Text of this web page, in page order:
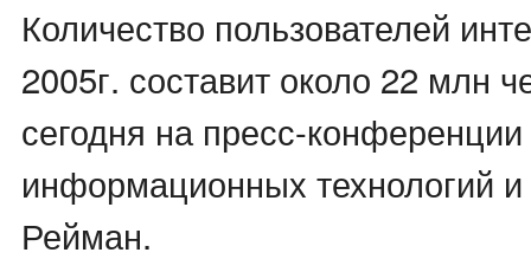
Количество пользователей
2005г. составит около 22 млн
сегодня на пресс-
информационных технологий
Рейман.